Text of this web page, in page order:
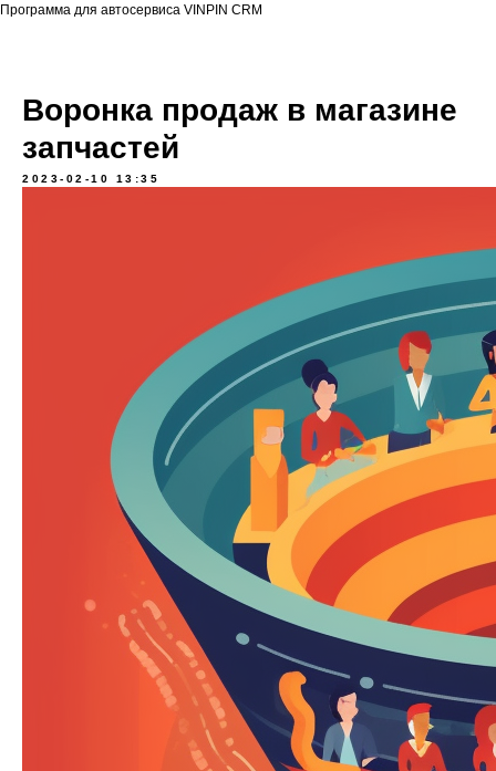
Программа для автосервиса VINPIN CRM
Воронка продаж в магазине
запчастей
2023-02-10 13:35